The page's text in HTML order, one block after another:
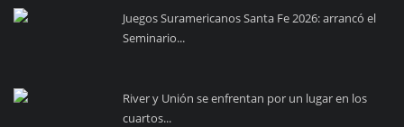
Juegos Suramericanos Santa Fe 2026: arrancó el
Seminario...
River y Unión se enfrentan por un lugar en los
cuartos...